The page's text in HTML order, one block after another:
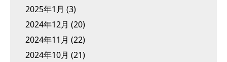
2025年1月 (3)
2024年12月 (20)
2024年11月 (22)
2024年10月 (21)